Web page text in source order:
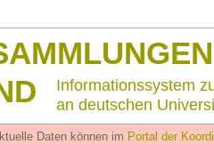
Informationssystem
an deutschen
Daten können im Portal der